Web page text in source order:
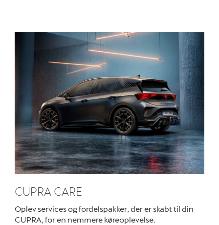
CUPRA CARE
Oplev services og fordelspakker, der er skabt til din
CUPRA, for en nemmere køreoplevelse.